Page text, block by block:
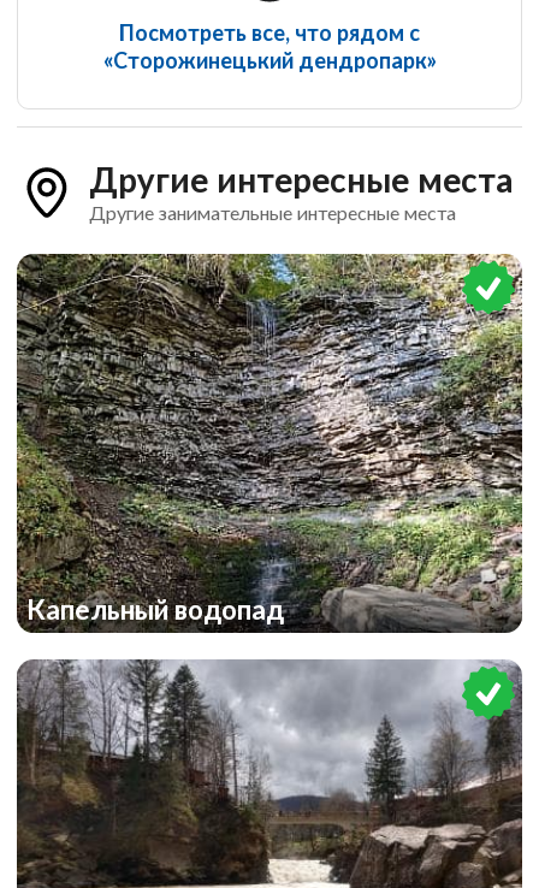
Посмотреть все, что рядом с
«Сторожинецький дендропарк»
Другие интересные места
Другие занимательные интересные места
Капельный водопад